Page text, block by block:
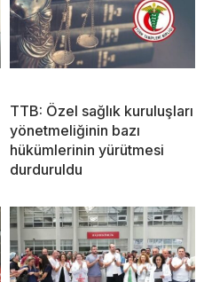
TTB: Özel sağlık kuruluşları
yönetmeliğinin bazı
hükümlerinin yürütmesi
durduruldu